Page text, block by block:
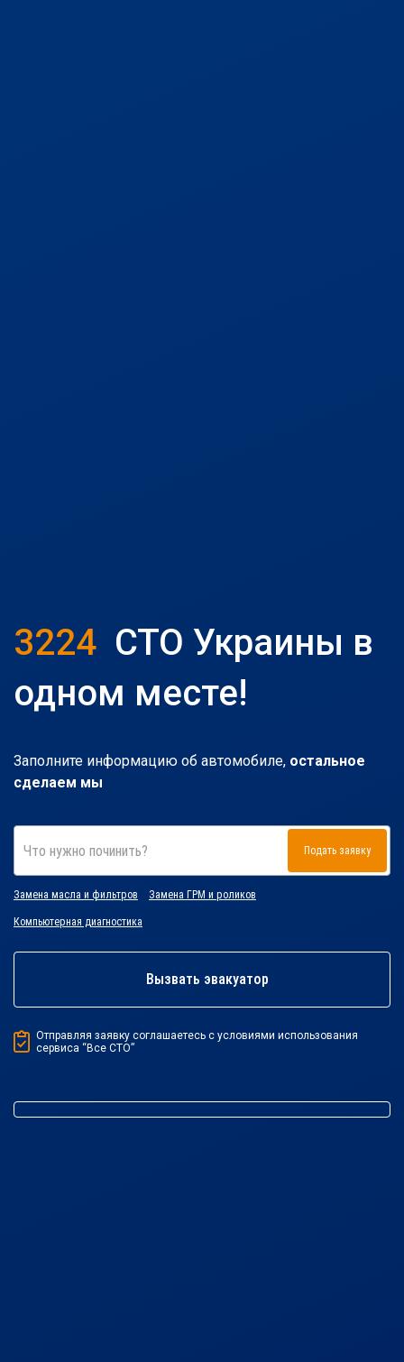
3224 СТО Украины в
одном месте!
Заполните информацию об автомобиле, остальное
сделаем мы
Что нужно починить? Подать заявку
Замена масла и фильтров Замена ГРМ и роликов
Компьютерная диагностика
Вызвать эвакуатор
Отправляя заявку соглашаетесь с условиями использования
сервиса “Все СТО”